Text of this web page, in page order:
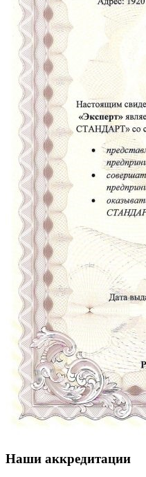
Наши аккредитации